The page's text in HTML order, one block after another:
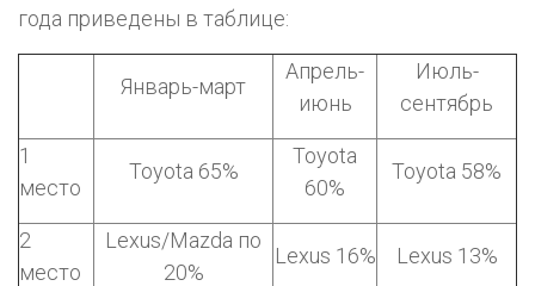
года приведены в таблице:
Январь-март
Апрель-
июнь
Июль-
сентябрь
1
место
Toyota 65%
Toyota
60%
Toyota 58%
2
место
Lexus/Mazda по
20%
Lexus 16% Lexus 13%